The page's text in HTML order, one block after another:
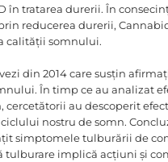
în tratarea durerii. În
reducerea durerii,
calității somnului.
din 2014 care susțin
În timp ce au analizat
cercetătorii au descoperit
nostru de somn.
simptomele tulburării de
tulburare implică acțiuni și